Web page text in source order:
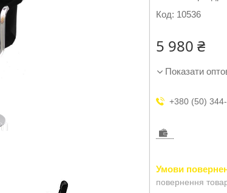
Код: 10536
5 980 ₴
Показати
+380 (50)
повернення